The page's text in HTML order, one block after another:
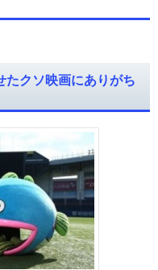
たクソ映画にありがち